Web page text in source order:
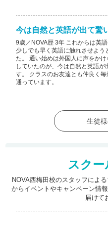
今は自然と英語が出て驚
9歳／NOVA歴 3年 これからは英
少しでも早く英語に触れさせよう
た。 通い始めは外国人に声をか
していたのが、今は自然と英語が
す。 クラスのお友達とも仲良く
通っています。
生徒
スク
NOVA西梅田校のスタッフによ
からイベントやキャンペーン情報
届けて